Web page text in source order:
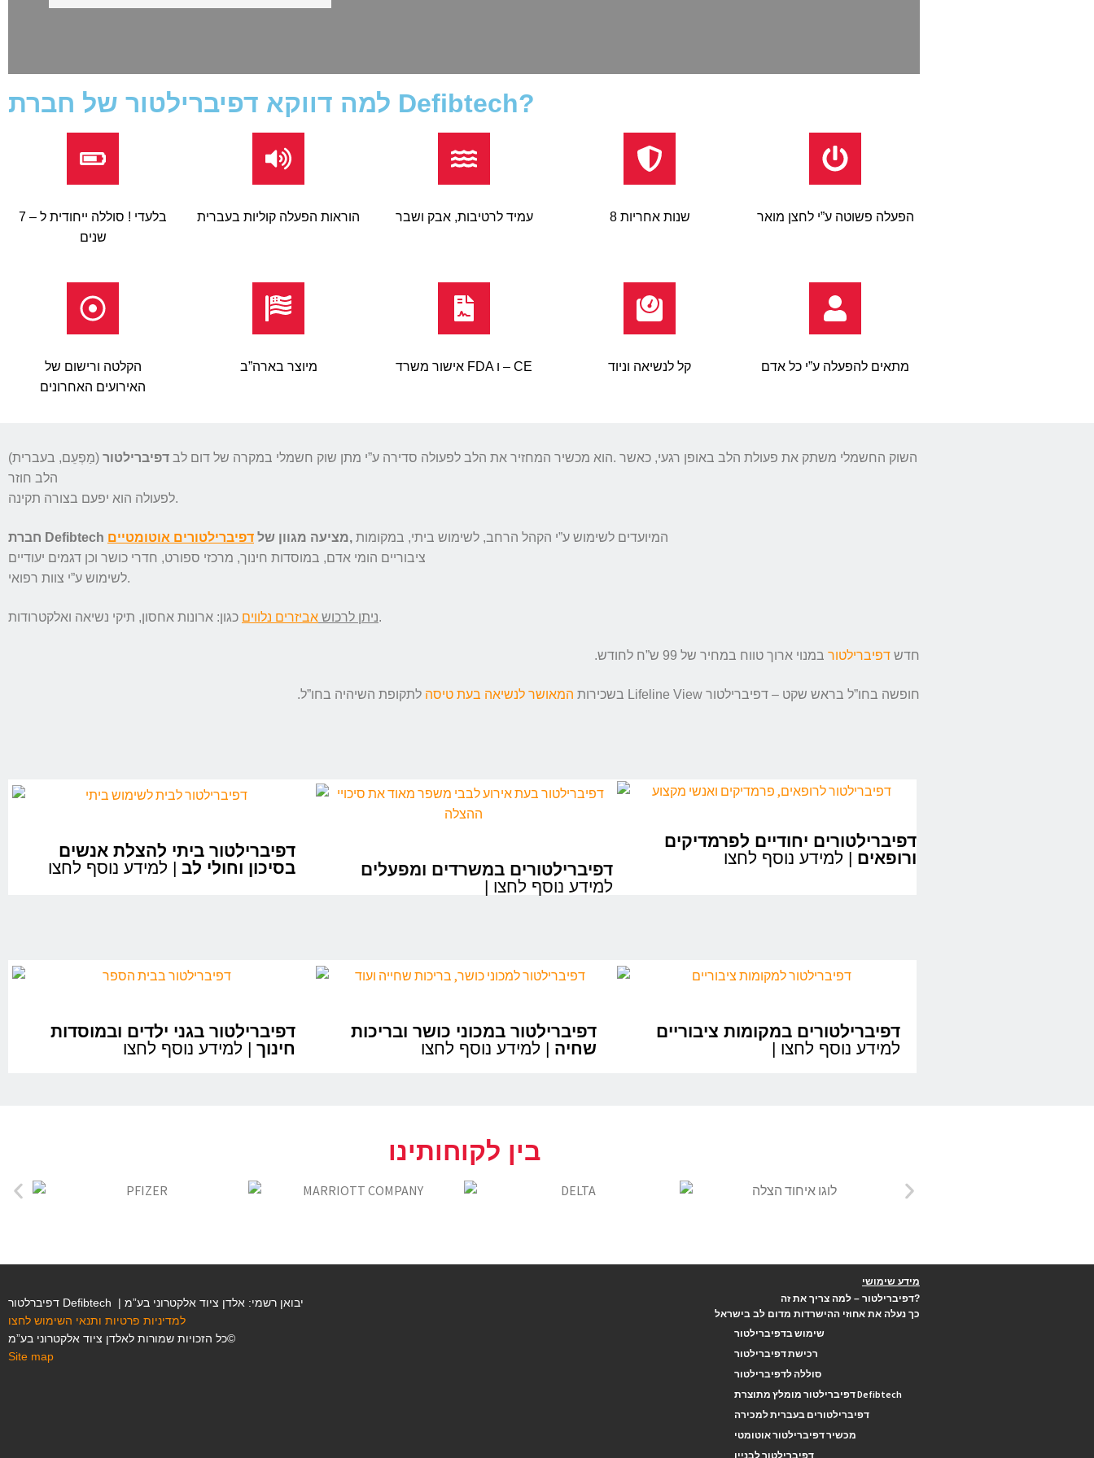
למה דווקא דפיברילטור של חברת Defibtech?
בלעדי ! סוללה ייחודית ל – 7
שנים
הוראות הפעלה קוליות בעברית עמיד לרטיבות, אבק ושבר 8 שנות אחריות הפעלה פשוטה ע”י לחצן מואר
הקלטה ורישום של
האירועים האחרונים
מיוצר בארה”ב אישור משרד FDA ו – CE קל לנשיאה וניוד מתאים להפעלה ע”י כל אדם
דפיברילטור (מַפְעֵם הוא מכשיר המחזיר את הלב לפעולה סדירה ע”י מתן שוק חשמלי במקרה של דום לב. השוק החשמלי משתק את פעולת הלב באופן רגעי, כאשר
הלב חוזר
לפעולה הוא יפעם בצורה תקינה.
חברת Defibtech מציעה מגוון של דפיברילטורים אוטומטיים , המיועדים לשימוש ע”י הקהל הרחב, לשימוש ביתי, במקומות
ציבוריים הומי אדם, במוסדות חינוך, מרכזי ספורט, חדרי כושר וכן דגמים יעודיים
לשימוש ע”י צוות רפואי.
ניתן לרכוש אביזרים נלווים כגון: ארונות אחסון, תיקי נשיאה ואלקטרודות.
חדש דפיברילטור במנוי ארוך טווח במחיר של 99 ש”ח לחודש.
חופשה בחו”ל בראש שקט – דפיברילטור Lifeline View בשכירות המאושר לנשיאה בעת טיסה לתקופת השיהיה בחו”ל.
דפיברילטור ביתי להצלת אנשים
בסיכון וחולי לב | למידע נוסף לחצו
דפיברילטורים במשרדים ומפעלים
| למידע נוסף לחצו
דפיברילטורים יחודיים לפרמדיקים
ורופאים | למידע נוסף לחצו
דפיברילטור בגני ילדים ובמוסדות
חינוך | למידע נוסף לחצו
דפיברילטור במכוני כושר ובריכות
שחיה | למידע נוסף לחצו
דפיברילטורים במקומות ציבוריים
| למידע נוסף לחצו
בין לקוחותינו
דפיברלטור Defibtech | יבואן רשמי: אלדן ציוד אלקטרוני בע”מ
למדיניות פרטיות ותנאי השימוש לחצו
כל הזכויות שמורות לאלדן ציוד אלקטרוני בע”מ©
Site map
מידע שימושי
דפיברילטור – למה צריך את זה?
כך נעלה את אחוזי ההישרדות מדום לב בישראל
שימוש בדפיברילטור
רכישת דפיברילטור
סוללה לדפיברילטור
דפיברילטור מומלץ מתוצרת Defibtech
דפיברילטורים בעברית למכירה
מכשיר דפיברילטור אוטומטי
דפיברילטור לבניין